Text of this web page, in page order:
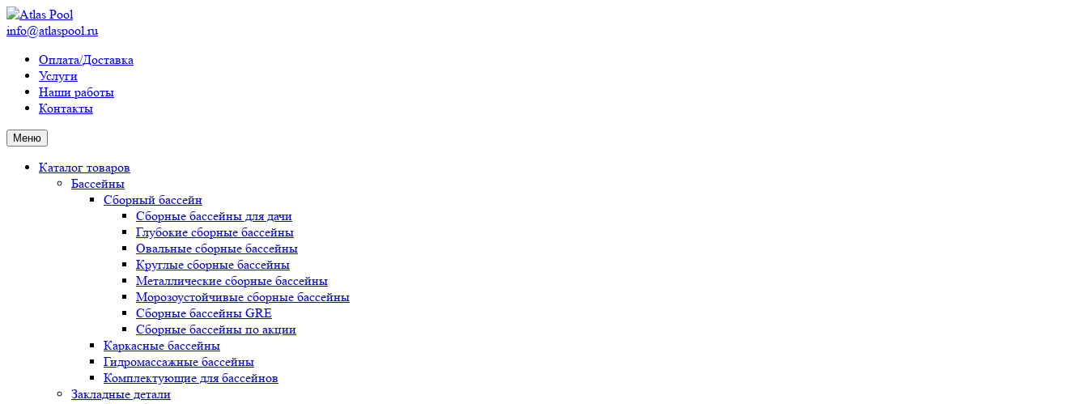
info@atlaspool.ru
Оплата/Доставка
Услуги
Наши работы
Контакты
Меню
Каталог товаров
Бассейны
Сборный бассейн
Сборные бассейны для дачи
Глубокие сборные бассейны
Овальные сборные бассейны
Круглые сборные бассейны
Металлические сборные бассейны
Морозоустойчивые сборные бассейны
Сборные бассейны GRE
Сборные бассейны по акции
Каркасные бассейны
Гидромассажные бассейны
Комплектующие для бассейнов
Закладные детали